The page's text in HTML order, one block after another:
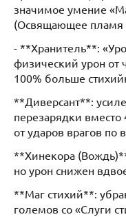
значимое умение
(Освящающее пламя
- **Хранитель**:
физический урон от
100% больше
**Диверсант**:
перезарядки
от ударов врагов по
**Хинекора
но урон снижен
**Маг стихий**:
големов со «Слуги